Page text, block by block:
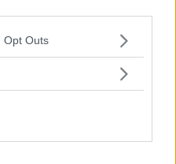
uses one or more Google
behaviour. You may click to
purposes in below Google
Opt Outs